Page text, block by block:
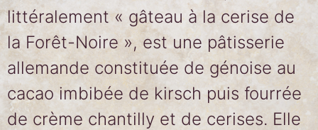
littéralement « gâteau à la cerise de
la Forêt-Noire », est une pâtisserie
allemande constituée de génoise au
cacao imbibée de kirsch puis fourrée
de crème chantilly et de cerises. Elle